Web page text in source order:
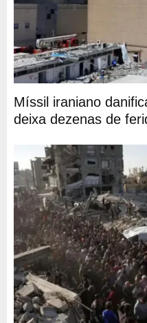
Míssil iraniano
deixa dezenas de